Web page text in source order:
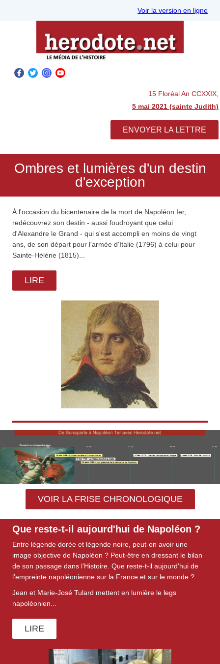
Voir la version en ligne
15 Floréal An CCXXIX,
5 mai 2021 (sainte Judith)
ENVOYER LA LETTRE
Ombres et lumières d'un destin
d'exception
À l'occasion du bicentenaire de la mort de Napoléon Ier,
redécouvrez son destin - aussi foudroyant que celui
d'Alexandre le Grand - qui s'est accompli en moins de vingt
ans, de son départ pour l'armée d'Italie (1796) à celui pour
Sainte-Hélène (1815)...
LIRE
VOIR LA FRISE CHRONOLOGIQUE
Que reste-t-il aujourd'hui de Napoléon ?
Entre légende dorée et légende noire, peut-on avoir une
image objective de Napoléon ? Peut-être en dressant le bilan
de son passage dans l’Histoire. Que reste-t-il aujourd’hui de
l’empreinte napoléonienne sur la France et sur le monde ?
Jean et Marie-José Tulard mettent en lumière le legs
napoléonien...
LIRE